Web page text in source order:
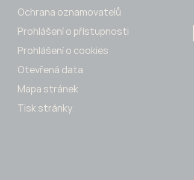
Ochrana oznamovatelů
Prohlášení o přístupnosti
Prohlášení o cookies
Otevřená data
Mapa stránek
Tisk stránky